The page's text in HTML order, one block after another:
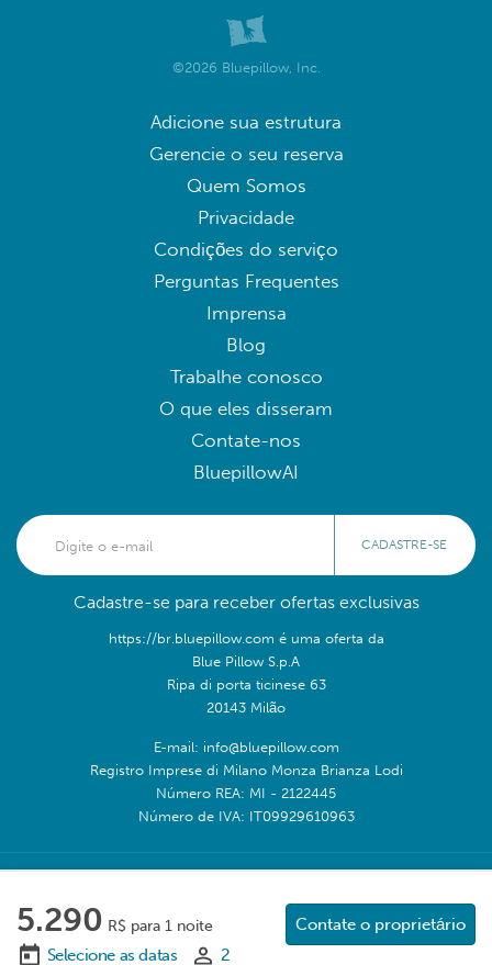
5.290 R$ para 1 noite
Selecione as datas 2
Contate o proprietário
©2026 Bluepillow, Inc.
Adicione sua estrutura
Gerencie o seu reserva
Quem Somos
Privacidade
Condições do serviço
Perguntas Frequentes
Imprensa
Blog
Trabalhe conosco
O que eles disseram
Contate-nos
BluepillowAI
CADASTRE-SE
Cadastre-se para receber ofertas exclusivas
https://br.bluepillow.com é uma oferta da
Blue Pillow S.p.A
Ripa di porta ticinese 63
20143 Milão
E-mail: info@bluepillow.com
Registro Imprese di Milano Monza Brianza Lodi
Número REA: MI - 2122445
Número de IVA: IT09929610963